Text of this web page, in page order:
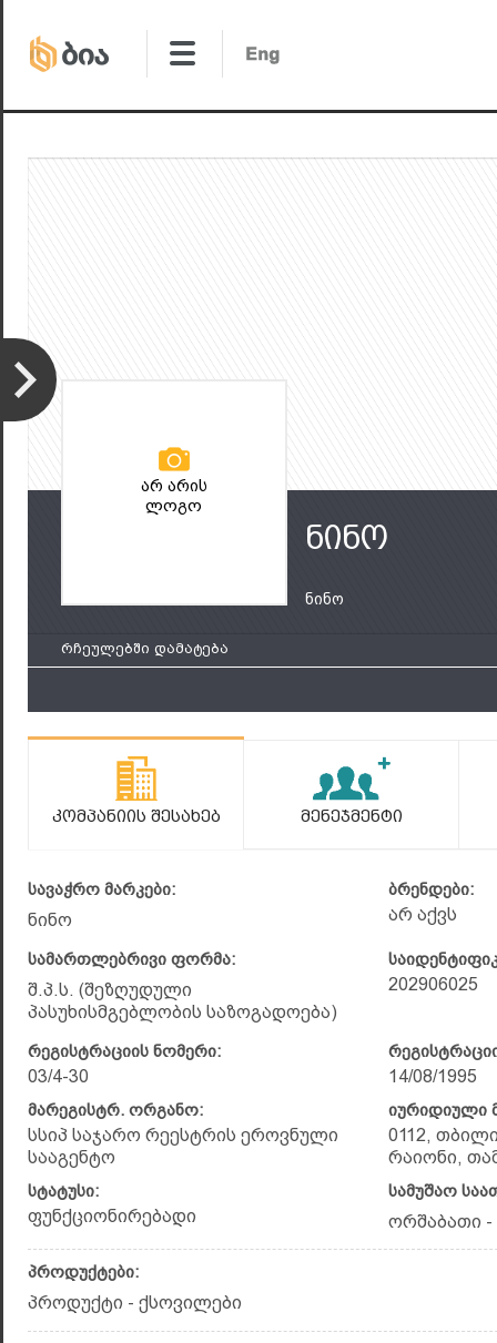
არ არის
ლოგო
ნინო
ნინო
რჩეულებში დამატება
Კომპანიის Შესახებ Მენეჯმენტი
სავაჭრო მარკები:
ნინო
ბრენდები:
არ აქვს
სამართლებრივი ფორმა:
შ.პ.ს. (შეზღუდული
პასუხისმგებლობის საზოგადოება)
202906025
რეგისტრაციის ნომერი:
03/4-30 14/08/1995
მარეგისტრ. ორგანო:
სსიპ საჯარო რეესტრის ეროვნული
სააგენტო
იურიდიული
0112,
რაიონი,
სტატუსი:
ფუნქციონირებადი
სამუშაო
ორშაბათი -
პროდუქტები:
პროდუქტი - ქსოვილები